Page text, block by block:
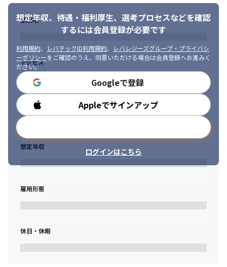
想定年収、待遇・福利厚生、 選考プロセスなどを確認
するには会員登録が必要です
利用規約、 レバテックID利用規約、
レバレジーズグループ・プライバシ
ーポリシーをご確認のうえ、同意いただける場合は会員登録へお進みく
ださい。
Googleで登録
Appleでサインアップ
ログインはこちら
勤務地
アクセス
勤務時間
想定年収
雇用形態
休日・休暇